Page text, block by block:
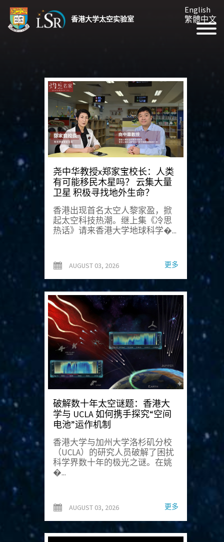
香港大学太空实验室
English
繁體中文
尧中华教授x郑家宝校长：人类
有可能移民木星吗？ 云集大量
卫星 积极寻找地外生命？
香港出现首名太空人黎家盈，掀
起太空科技热潮。继上集《冷思
热话》请来香港大学地球科学�...
AUGUST 03, 2026 更多
破解数十年太空谜题：香港大
学与 UCLA 如何携手探究“空间
电池”运作机制
香港大学与加州大学洛杉矶分校
（UCLA）的研究人员破解了困扰
科学界数十年的极光之谜。在姚
�...
AUGUST 03, 2026 更多